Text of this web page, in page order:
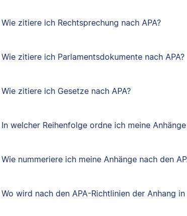
Wie zitiere ich Rechtsprechung nach APA?
Wie zitiere ich Parlamentsdokumente nach APA?
Wie zitiere ich Gesetze nach APA?
In welcher Reihenfolge ordne ich meine
Wie nummeriere ich meine Anhänge nach den
Wo wird nach den APA-Richtlinien der Anhang